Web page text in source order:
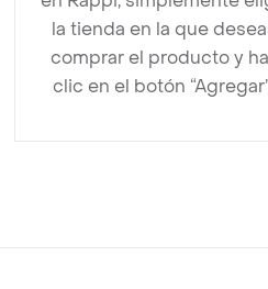
la tienda en la que
comprar el producto y
clic en el botón